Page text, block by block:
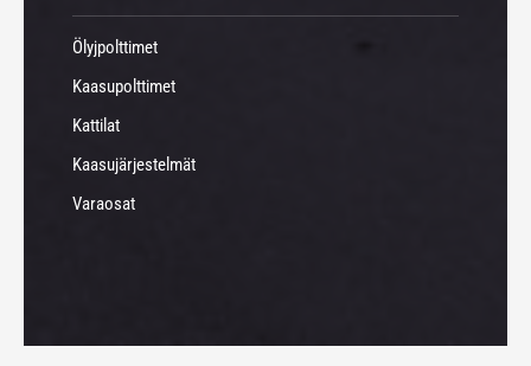
Ölyjpolttimet
Kaasupolttimet
Kattilat
Kaasujärjestelmät
Varaosat